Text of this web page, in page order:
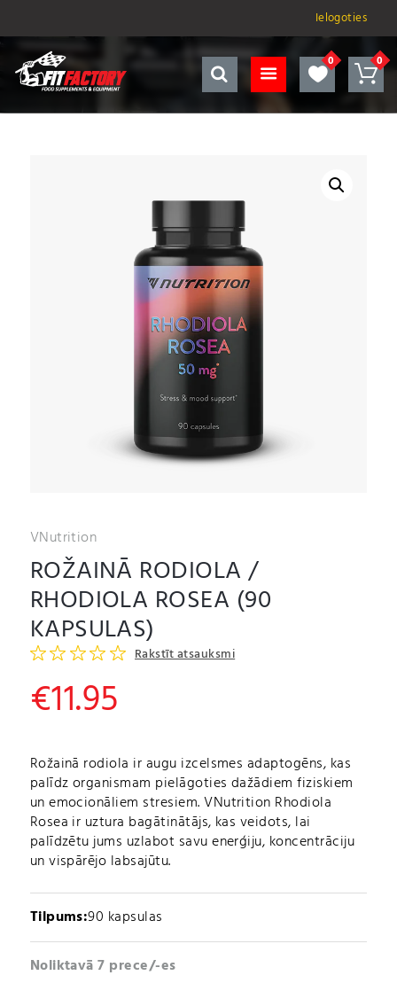
Ielogoties
VNutrition
ROŽAINĀ RODIOLA /
RHODIOLA ROSEA (90
KAPSULAS)
Rakstīt atsauksmi
€11.95
Rožainā rodiola ir augu izcelsmes adaptogēns, kas
palīdz organismam pielāgoties dažādiem fiziskiem
un emocionāliem stresiem. VNutrition Rhodiola
Rosea ir uztura bagātinātājs, kas veidots, lai
palīdzētu jums uzlabot savu enerģiju, koncentrāciju
un vispārējo labsajūtu.
Tilpums:90 kapsulas
Noliktavā 7 prece/-es